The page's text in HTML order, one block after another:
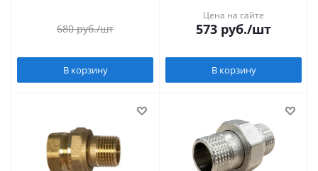
680руб./шт
В корзину
Цена на сайте
573 руб./шт
В корзину